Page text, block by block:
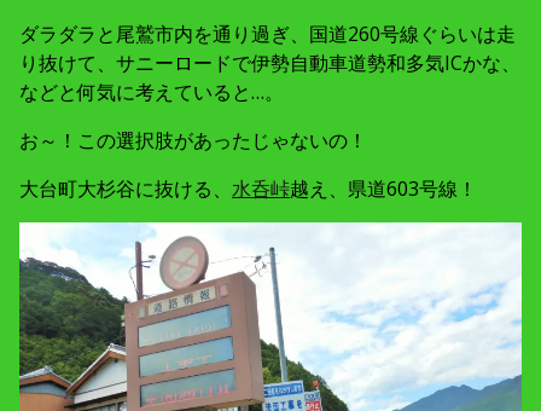
ダラダラと尾鷲市内を通り過ぎ、国道260号線ぐらいは走
り抜けて、サニーロードで伊勢自動車道勢和多気ICかな、
などと何気に考えていると…。
お～！この選択肢があったじゃないの！
大台町大杉谷に抜ける、 水呑峠越え、県道603号線！